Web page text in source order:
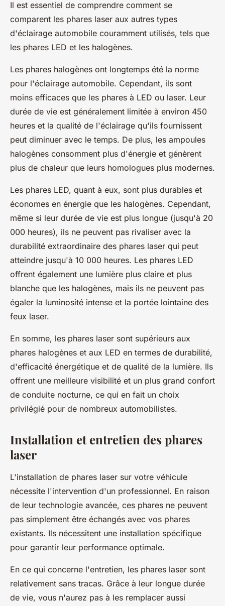
Il est essentiel de comprendre comment se
comparent les phares laser aux autres types
d'éclairage automobile couramment utilisés, tels que
les phares LED et les halogènes.
Les phares halogènes ont longtemps été la norme
pour l'éclairage automobile. Cependant, ils sont
moins efficaces que les phares à LED ou laser. Leur
durée de vie est généralement limitée à environ 450
heures et la qualité de l'éclairage qu'ils fournissent
peut diminuer avec le temps. De plus, les ampoules
halogènes consomment plus d'énergie et génèrent
plus de chaleur que leurs homologues plus modernes.
Les phares LED, quant à eux, sont plus durables et
économes en énergie que les halogènes. Cependant,
même si leur durée de vie est plus longue (jusqu'à 20
000 heures), ils ne peuvent pas rivaliser avec la
durabilité extraordinaire des phares laser qui peut
atteindre jusqu'à 10 000 heures. Les phares LED
offrent également une lumière plus claire et plus
blanche que les halogènes, mais ils ne peuvent pas
égaler la luminosité intense et la portée lointaine des
feux laser.
En somme, les phares laser sont supérieurs aux
phares halogènes et aux LED en termes de durabilité,
d'efficacité énergétique et de qualité de la lumière. Ils
offrent une meilleure visibilité et un plus grand confort
de conduite nocturne, ce qui en fait un choix
privilégié pour de nombreux automobilistes.
Installation et entretien des phares
laser
L'installation de phares laser sur votre véhicule
nécessite l'intervention d'un professionnel. En raison
de leur technologie avancée, ces phares ne peuvent
pas simplement être échangés avec vos phares
existants. Ils nécessitent une installation spécifique
pour garantir leur performance optimale.
En ce qui concerne l'entretien, les phares laser sont
relativement sans tracas. Grâce à leur longue durée
de vie, vous n'aurez pas à les remplacer aussi